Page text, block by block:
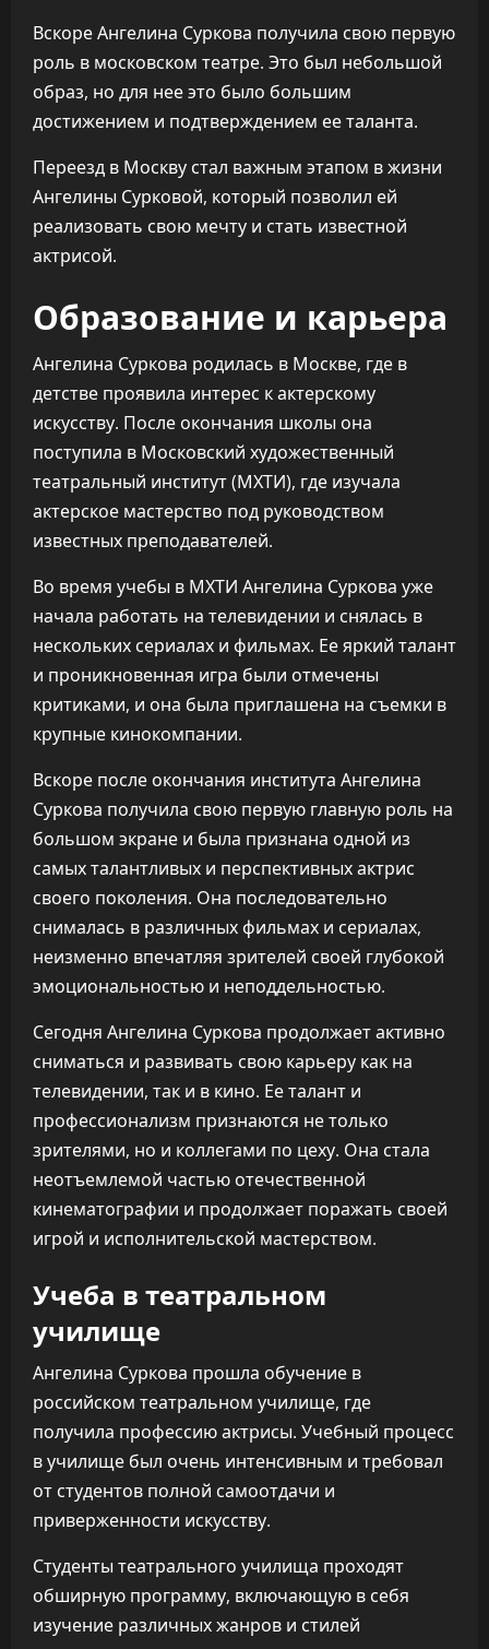
Вскоре Ангелина Суркова получила свою первую
роль в московском театре. Это был небольшой
образ, но для нее это было большим
достижением и подтверждением ее таланта.
Переезд в Москву стал важным этапом в жизни
Ангелины Сурковой, который позволил ей
реализовать свою мечту и стать известной
актрисой.
Образование и карьера
Ангелина Суркова родилась в Москве, где в
детстве проявила интерес к актерскому
искусству. После окончания школы она
поступила в Московский художественный
театральный институт (МХТИ), где изучала
актерское мастерство под руководством
известных преподавателей.
Во время учебы в МХТИ Ангелина Суркова уже
начала работать на телевидении и снялась в
нескольких сериалах и фильмах. Ее яркий талант
и проникновенная игра были отмечены
критиками, и она была приглашена на съемки в
крупные кинокомпании.
Вскоре после окончания института Ангелина
Суркова получила свою первую главную роль на
большом экране и была признана одной из
самых талантливых и перспективных актрис
своего поколения. Она последовательно
снималась в различных фильмах и сериалах,
неизменно впечатляя зрителей своей глубокой
эмоциональностью и неподдельностью.
Сегодня Ангелина Суркова продолжает активно
сниматься и развивать свою карьеру как на
телевидении, так и в кино. Ее талант и
профессионализм признаются не только
зрителями, но и коллегами по цеху. Она стала
неотъемлемой частью отечественной
кинематографии и продолжает поражать своей
игрой и исполнительской мастерством.
Учеба в театральном
училище
Ангелина Суркова прошла обучение в
российском театральном училище, где
получила профессию актрисы. Учебный процесс
в училище был очень интенсивным и требовал
от студентов полной самоотдачи и
приверженности искусству.
Студенты театрального училища проходят
обширную программу, включающую в себя
изучение различных жанров и стилей